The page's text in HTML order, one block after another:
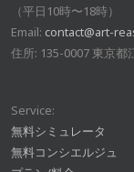
（平日10時〜18時）
Email: contact@art-
住所: 135-0007 東京都
Service:
無料シミュレータ
無料コンシエルジュ